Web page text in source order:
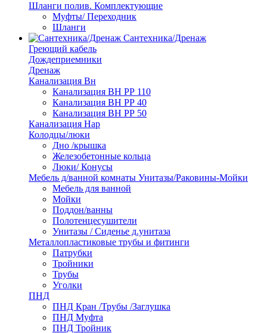
Шланги полив. Комплектующие
Муфты/ Переходник
Шланги
Сантехника/Дренаж
Греющий кабель
Дождеприемники
Дренаж
Канализация Вн
Канализация ВН РР 110
Канализация ВН РР 40
Канализация ВН РР 50
Канализация Нар
Колодцы/люки
Дно /крышка
Железобетонные кольца
Люки/ Конусы
Мебель д/ванной комнаты Унитазы/Раковины-Мойки
Мебель для ванной
Мойки
Поддон/ванны
Полотенцесушители
Унитазы / Сиденье д.унитаза
Металлопластиковые трубы и фитинги
Патрубки
Тройники
Трубы
Уголки
ПНД
ПНД Кран /Трубы /Заглушка
ПНД Муфта
ПНД Тройник